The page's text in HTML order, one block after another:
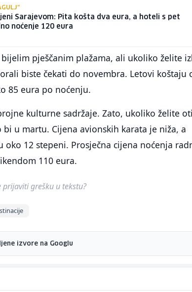
Sarajevom: Pita košta dva eura, a hoteli s pet
noćenje 120 eura
pješčanim plažama, ali ukoliko želite
biste čekati do novembra. Letovi koštaju
85 eura po noćenju.
kulturne sadržaje. Zato, ukoliko želite
u martu. Cijena avionskih karata je niža, a
oko 12 stepeni. Prosječna cijena noćenja
110 eura.
grešku u tekstu?
izvore na Googlu